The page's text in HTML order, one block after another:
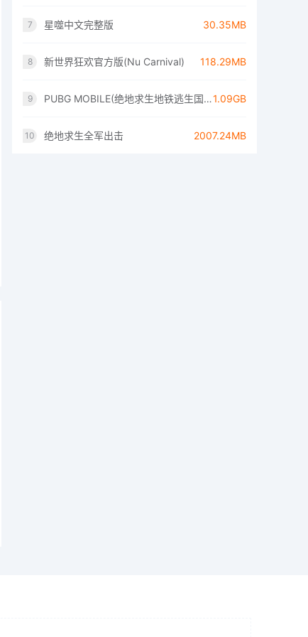
7 星噬中文完整版 30.35MB
8 新世界狂欢官方版(Nu Carnival) 118.29MB
9 PUBG MOBILE(绝地求生地铁逃生国际服)1.09GB
10 绝地求生全军出击 2007.24MB